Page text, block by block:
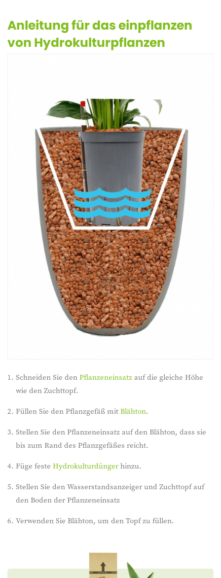
Anleitung für das einpflanzen
von Hydrokulturpflanzen
Schneiden Sie denPflanzeneinsatzauf die gleiche Höhe
wie den Zuchttopf.
Füllen Sie den Pflanzgefäß mitBlähton.
Stellen Sie den Pflanzeneinsatz auf den Blähton, dass sie
bis zum Rand des Pflanzgefäßes reicht.
Füge feste Hydrokulturdüngerhinzu.
Stellen Sie den Wasserstandsanzeiger und Zuchttopf auf
den Boden der Pflanzeneinsatz
Verwenden Sie Blähton, um den Topf zu füllen.